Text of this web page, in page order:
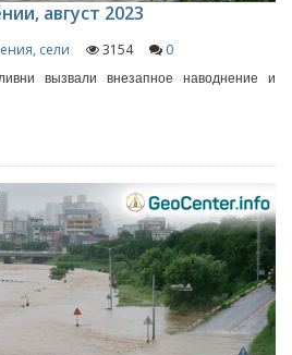
август 2023
сели 3154 0
вызвали внезапное наводнение и